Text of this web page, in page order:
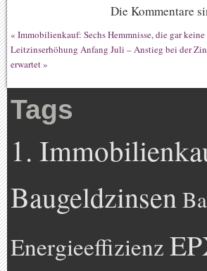
Die Kommentare
« Immobilienkauf: Sechs Hemmnisse, die gar keine
Leitzinserhöhung Anfang Juli – Anstieg bei der
erwartet»
Tags
1.
Baugeldzinsen
Energieeffizienz